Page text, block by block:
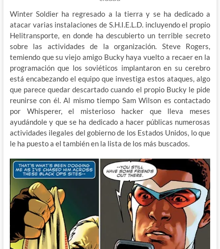
Winter Soldier ha regresado a la tierra y se ha dedicado a
atacar varias instalaciones de S.H.I.E.L.D. incluyendo el propio
Helitransporte, en donde ha descubierto un terrible secreto
sobre las actividades de la organización. Steve Rogers,
temiendo que su viejo amigo Bucky haya vuelto a recaer en la
programación que los soviéticos implantaron en su cerebro
está encabezando el equipo que investiga estos ataques, algo
que parece quedar descartado cuando el propio Bucky le pide
reunirse con él. Al mismo tiempo Sam Wilson es contactado
por Whisperer, el misterioso hacker que lleva meses
ayudándole y que se ha dedicado a hacer públicas numerosas
actividades ilegales del gobierno de los Estados Unidos, lo que
le ha puesto a el también en la lista de los más buscados.